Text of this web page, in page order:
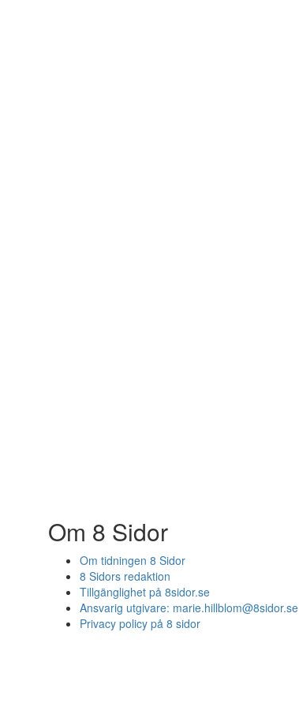
Om 8 Sidor
Om tidningen 8 Sidor
8 Sidors redaktion
Tillgänglighet på 8sidor.se
Ansvarig utgivare: marie.hillblom@8sidor.se
Privacy policy på 8 sidor